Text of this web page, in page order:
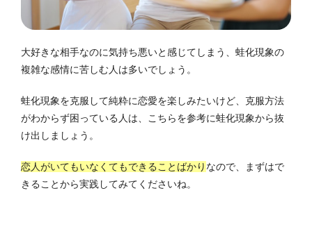
大好きな相手なのに気持ち悪いと感じてしまう、蛙化現象の
複雑な感情に苦しむ人は多いでしょう。
蛙化現象を克服して純粋に恋愛を楽しみたいけど、克服方法
がわからず困っている人は、こちらを参考に蛙化現象から抜
け出しましょう。
恋人がいてもいなくてもできることばかり なので、まずはで
きることから実践してみてくださいね。